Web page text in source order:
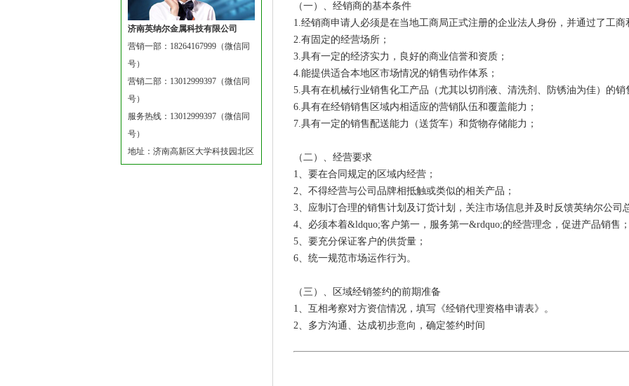
济南英纳尔金属科技有限公司
营销一部：18264167999（微信同
号）
营销二部：13012999397（微信同
号）
服务热线：13012999397（微信同
号）
地址：济南高新区大学科技园北区
（一）、经销商的基本条件
1.经销商申请人必须是在当地工商局正式注册的企业法人身份，并通过了工商
2.有固定的经营场所；
3.具有一定的经济实力，良好的商业信誉和资质；
4.能提供适合本地区市场情况的销售动作体系；
5.具有在机械行业销售化工产品（尤其以切削液、清洗剂、防锈油为佳）的销
6.具有在经销销售区域内相适应的营销队伍和覆盖能力；
7.具有一定的销售配送能力（送货车）和货物存储能力；
（二）、经营要求
1、要在合同规定的区域内经营；
2、不得经营与公司品牌相抵触或类似的相关产品；
3、应制订合理的销售计划及订货计划，关注市场信息并及时反馈英纳尔公司
4、必须本着&ldquo;客户第一，服务第一&rdquo;的经营理念，促进产品销售；
5、要充分保证客户的供货量；
6、统一规范市场运作行为。
（三）、区域经销签约的前期准备
1、互相考察对方资信情况，填写《经销代理资格申请表》。
2、多方沟通、达成初步意向，确定签约时间